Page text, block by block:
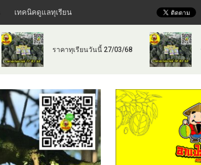
เทคนิคดูแลทุเรียน
ราคาทุเรียนวันนี้ 27/03/68